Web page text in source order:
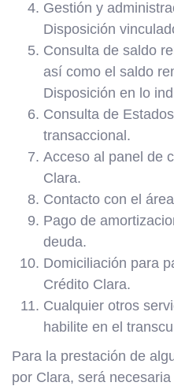
Gestión y
Disposición
Consulta de saldo
así como el saldo
Disposición en lo
Consulta de
transaccional.
Acceso al panel de
Clara.
Contacto con el
Pago de
deuda.
Domiciliación para
Crédito Clara.
Cualquier otros
habilite en el
Para la prestación de
por Clara, será